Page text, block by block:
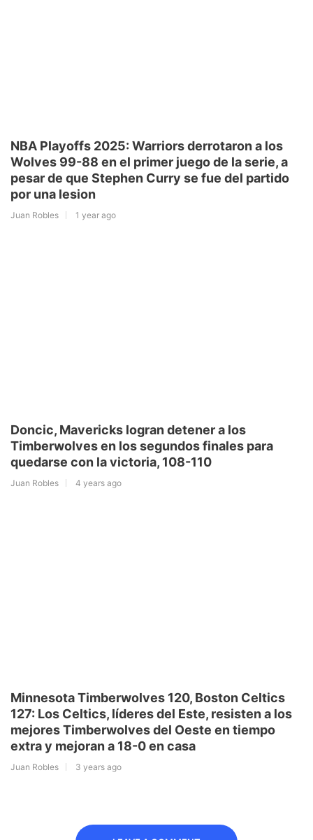
NBA Playoffs 2025: Warriors derrotaron a los
Wolves 99-88 en el primer juego de la serie, a
pesar de que Stephen Curry se fue del partido
por una lesion
Juan Robles 1 year ago
Doncic, Mavericks logran detener a los
Timberwolves en los segundos finales para
quedarse con la victoria, 108-110
Juan Robles 4 years ago
Minnesota Timberwolves 120, Boston Celtics
127: Los Celtics, líderes del Este, resisten a los
mejores Timberwolves del Oeste en tiempo
extra y mejoran a 18-0 en casa
Juan Robles 3 years ago